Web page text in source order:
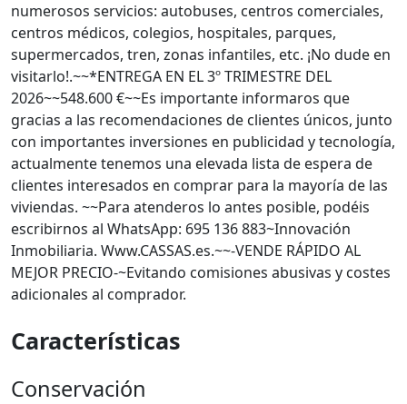
numerosos servicios: autobuses, centros comerciales,
centros médicos, colegios, hospitales, parques,
supermercados, tren, zonas infantiles, etc. ¡No dude en
visitarlo!.~~*ENTREGA EN EL 3º TRIMESTRE DEL
2026~~548.600 €~~Es importante informaros que
gracias a las recomendaciones de clientes únicos, junto
con importantes inversiones en publicidad y tecnología,
actualmente tenemos una elevada lista de espera de
clientes interesados en comprar para la mayoría de las
viviendas. ~~Para atenderos lo antes posible, podéis
escribirnos al WhatsApp: 695 136 883~Innovación
Inmobiliaria. Www.CASSAS.es.~~-VENDE RÁPIDO AL
MEJOR PRECIO-~Evitando comisiones abusivas y costes
adicionales al comprador.
Características
Conservación